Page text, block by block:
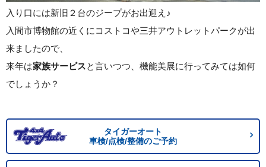
入り口には新旧２台のジープがお出迎え♪
入間市博物館の近くにコストコや三井アウトレットパークが出
来ましたので、
来年は家族サービスと言いつつ、機能美展に行ってみては如何
でしょうか？
タイガーオート
車検/点検/整備のご予約